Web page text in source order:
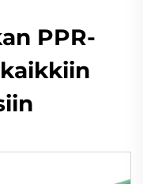
PPR-